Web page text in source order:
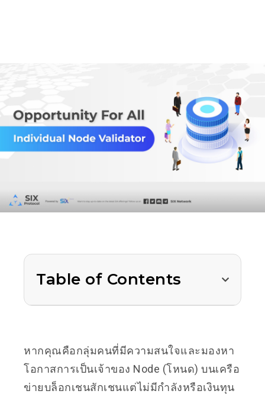
Table of Contents
หากคุณคือกลุ่มคนที่มีความสนใจและมองหา
โอกาสการเป็นเจ้าของ Node (โหนด) บนเครือ
ข่ายบล็อกเชนสักเชนแต่ไม่มีกำลังหรือเงินทุน